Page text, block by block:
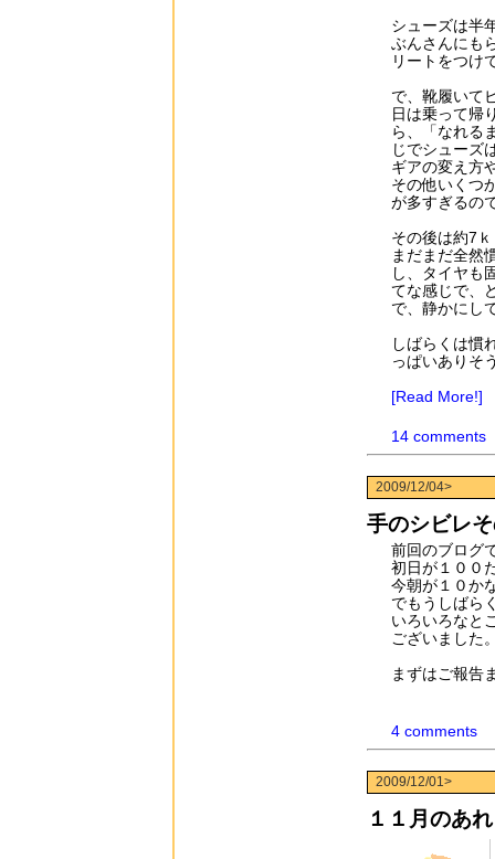
シューズは半
ぶんさんにも
リートをつけ
で、靴履いて
日は乗って帰
ら、「なれる
じでシューズ
ギアの変え方
その他いくつ
が多すぎるの
その後は約7
まだまだ全然
し、タイヤも
てな感じで、
で、静かにし
しばらくは慣
っぱいありそ
[Read More!]
14 comments
2009/12/04>
手のシビレ
前回のブログ
初日が１００
今朝が１０か
でもうしばら
いろいろなと
ございました
まずはご報告
4 comments
2009/12/01>
１１月のあ